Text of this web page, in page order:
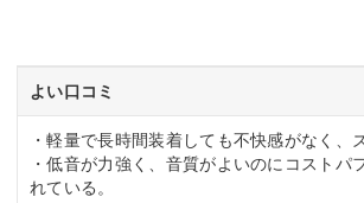
リモコン
よい口コミ
・軽量で長時間装着しても不快感がなく、
・低音が力強く、音質がよいのにコストパ
れている。